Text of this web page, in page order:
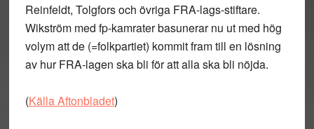
Reinfeldt, Tolgfors och övriga FRA-lags-stiftare.
Wikström med fp-kamrater basunerar nu ut med hög
volym att de (=folkpartiet) kommit fram till en lösning
av hur FRA-lagen ska bli för att alla ska bli nöjda.
(Källa Aftonbladet)